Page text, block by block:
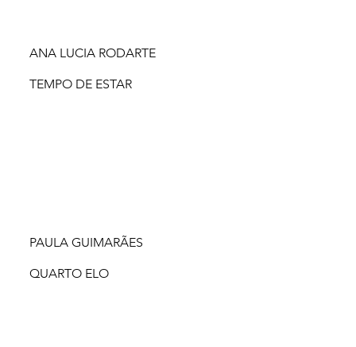
ANA LUCIA RODARTE
TEMPO DE ESTAR
PAULA GUIMARÃES
QUARTO ELO